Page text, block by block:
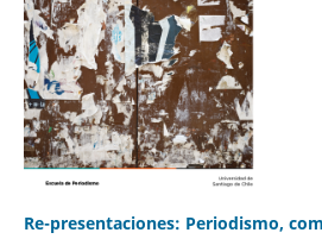
Re-presentaciones: Periodismo,